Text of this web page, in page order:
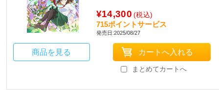
¥14,300 (税込)
715ポイントサービス
発売日:2025/08/27
商品を見る
まとめてカートへ